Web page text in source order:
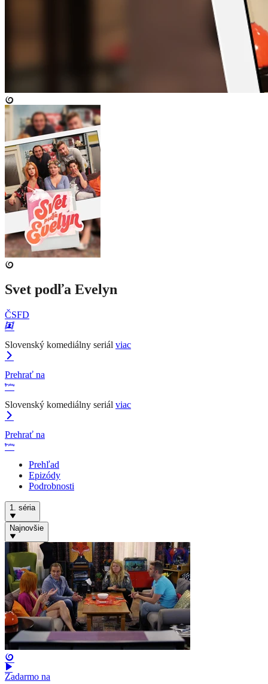
Svet podľa Evelyn
ČSFD
Slovenský komediálny seriál viac
Prehrať na
Slovenský komediálny seriál viac
Prehrať na
Prehľad
Epizódy
Podrobnosti
1. séria
Najnovšie
Zadarmo na